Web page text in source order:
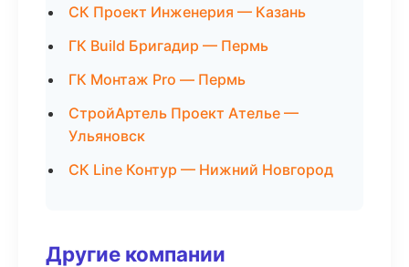
СК Проект Инженерия — Казань
ГК Build Бригадир — Пермь
ГК Монтаж Pro — Пермь
СтройАртель Проект Ателье —
Ульяновск
СК Line Контур — Нижний Новгород
Другие компании